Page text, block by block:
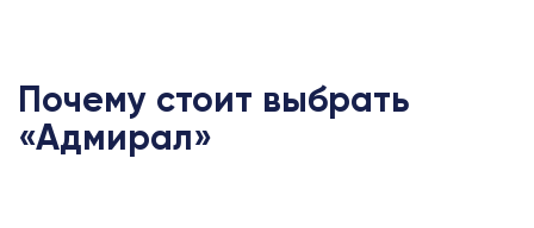
Почему стоит выбрать
«Адмирал»